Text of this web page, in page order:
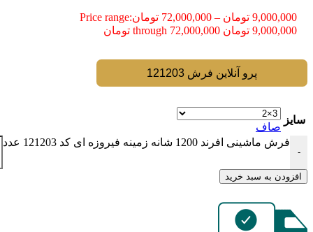
9,000,000 تومان –
72,000,000 تومانPrice range:
9,000,000 تومان through 72,000,000 تومان
پرو آنلاین فرش 121203
سایز
صاف
-
فرش ماشینی افرند 1200 شانه زمینه فیروزه ای کد 121203 عدد
افزودن به سبد خرید